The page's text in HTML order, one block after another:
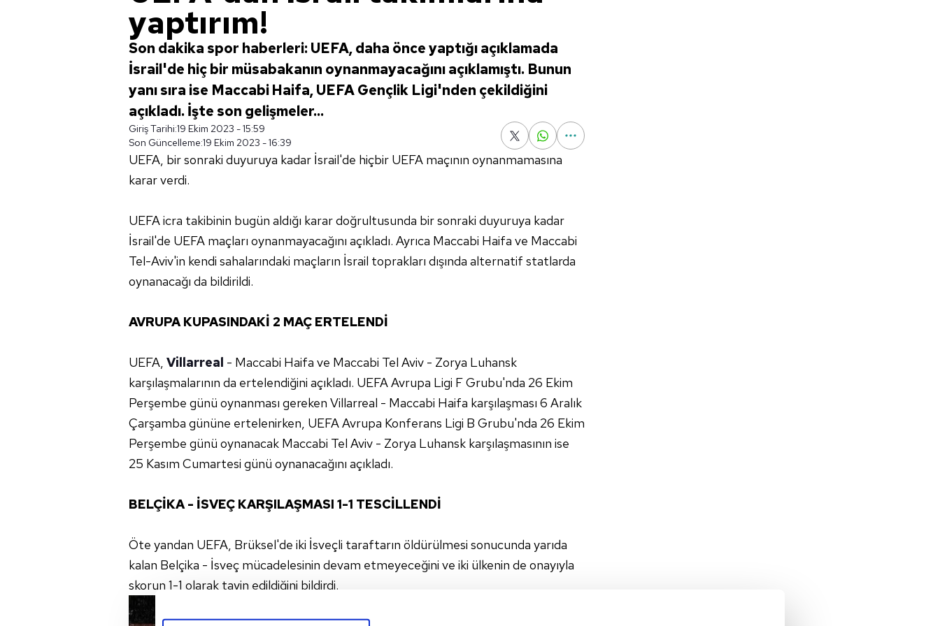
yaptırım!
Son dakika spor haberleri: UEFA, daha önce yaptığı açıklamada
İsrail'de hiç bir müsabakanın oynanmayacağını açıklamıştı. Bunun
yanı sıra ise Maccabi Haifa, UEFA Gençlik Ligi'nden çekildiğini
açıkladı. İşte son gelişmeler...
Giriş Tarihi:19 Ekim 2023 - 15:59
Son Güncelleme:19 Ekim 2023 - 16:39
UEFA, bir sonraki duyuruya kadar İsrail'de hiçbir UEFA maçının oynanmamasına
karar verdi.
UEFA icra takibinin bugün aldığı karar doğrultusunda bir sonraki duyuruya kadar
İsrail'de UEFA maçları oynanmayacağını açıkladı. Ayrıca Maccabi Haifa ve Maccabi
Tel-Aviv'in kendi sahalarındaki maçların İsrail toprakları dışında alternatif statlarda
oynanacağı da bildirildi.
AVRUPA KUPASINDAKİ 2 MAÇ ERTELENDİ
UEFA, Villarreal - Maccabi Haifa ve Maccabi Tel Aviv - Zorya Luhansk
karşılaşmalarının da ertelendiğini açıkladı. UEFA Avrupa Ligi F Grubu'nda 26 Ekim
Perşembe günü oynanması gereken Villarreal - Maccabi Haifa karşılaşması 6 Aralık
Çarşamba gününe ertelenirken, UEFA Avrupa Konferans Ligi B Grubu'nda 26 Ekim
Perşembe günü oynanacak Maccabi Tel Aviv - Zorya Luhansk karşılaşmasının ise
25 Kasım Cumartesi günü oynanacağını açıkladı.
BELÇİKA - İSVEÇ KARŞILAŞMASI 1-1 TESCİLLENDİ
Öte yandan UEFA, Brüksel'de iki İsveçli taraftarın öldürülmesi sonucunda yarıda
kalan Belçika - İsveç mücadelesinin devam etmeyeceğini ve iki ülkenin de onayıyla
skorun 1-1 olarak tayin edildiğini bildirdi.